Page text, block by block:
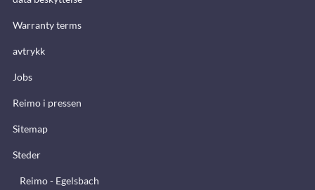
Warranty terms
avtrykk
Jobs
Reimo i pressen
Sitemap
Steder
Reimo - Egelsbach